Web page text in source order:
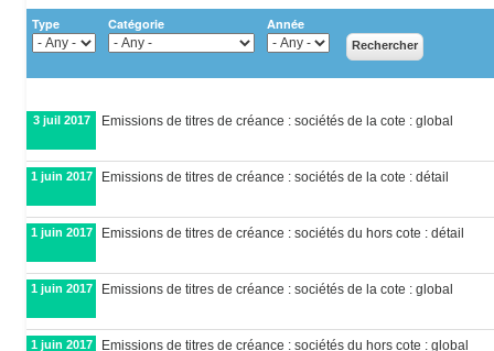
Type Catégorie Année
3 juil 2017 Emissions de titres de créance : sociétés de la cote : global
1 juin 2017 Emissions de titres de créance : sociétés de la cote : détail
1 juin 2017 Emissions de titres de créance : sociétés du hors cote : détail
1 juin 2017 Emissions de titres de créance : sociétés de la cote : global
1 juin 2017 Emissions de titres de créance : sociétés du hors cote : global